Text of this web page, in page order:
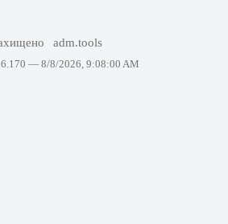
adm.tools
— 8/8/2026, 9:08:00 AM